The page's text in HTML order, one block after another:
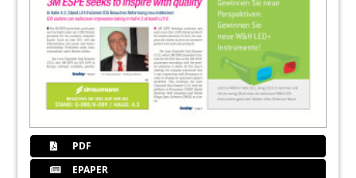
PDF
EPAPER